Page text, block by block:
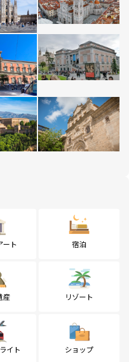
ート 宿泊
産 リゾート
イト ショップ